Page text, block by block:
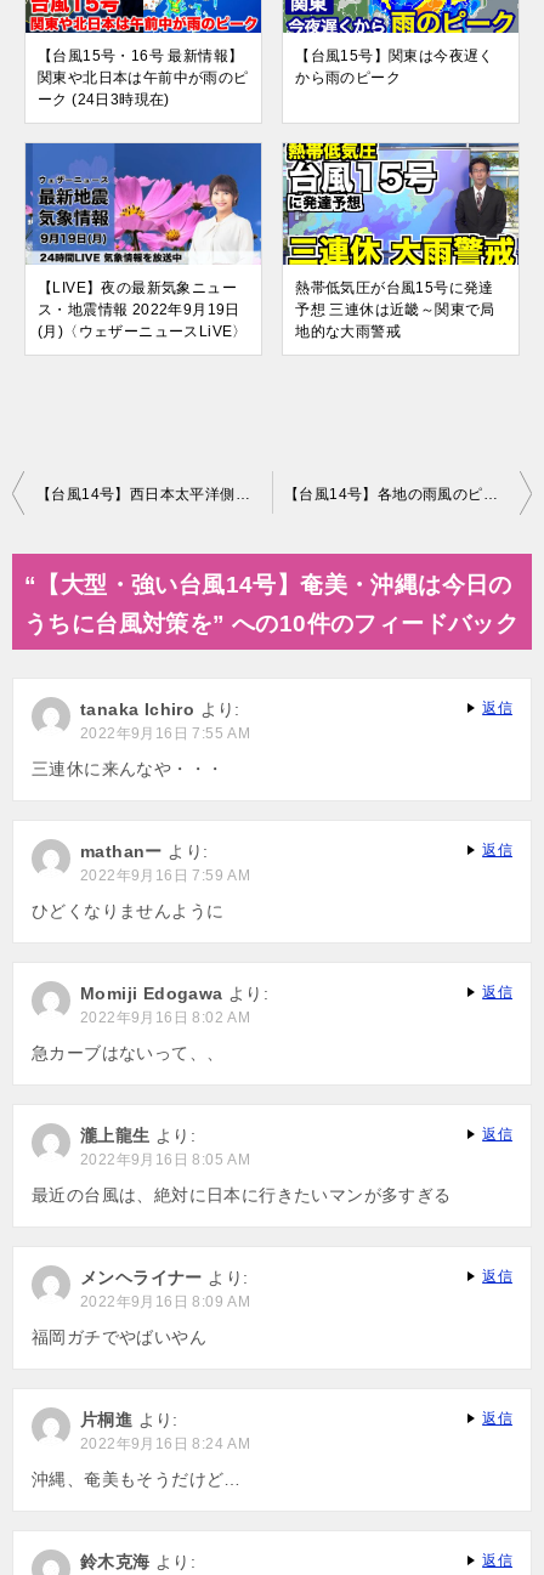
【台風15号・16号 最新情報】
関東や北日本は午前中が雨のピ
ーク (24日3時現在)
【台風15号】関東は今夜遅く
から雨のピーク
【LIVE】夜の最新気象ニュー
ス・地震情報 2022年9月19日
(月)〈ウェザーニュースLiVE〉
熱帯低気圧が台風15号に発達
予想 三連休は近畿～関東で局
地的な大雨警戒
投
ビ
ゲ
シ
ョ
【台風14号】西日本太平洋側は台風接近による大雨警戒 【台風14号】各地の雨風のピークの時間帯は？
“【大型・強い台風14号】奄美・沖縄は今日の
うちに台風対策を” への10件のフィードバック
tanaka Ichiro より:
2022年9月16日 7:55 AM
三連休に来んなや・・・
返信
mathanー より:
2022年9月16日 7:59 AM
ひどくなりませんように
返信
Momiji Edogawa より:
2022年9月16日 8:02 AM
急カーブはないって、、
返信
瀧上龍生 より:
2022年9月16日 8:05 AM
最近の台風は、絶対に日本に行きたいマンが多すぎる
返信
メンヘライナー より:
2022年9月16日 8:09 AM
福岡ガチでやばいやん
返信
片桐進 より:
2022年9月16日 8:24 AM
沖縄、奄美もそうだけど…
返信
鈴木克海 より: 返信